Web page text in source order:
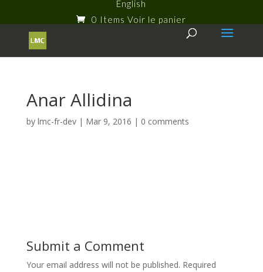
English
0 Items
Anar Allidina
by lmc-fr-dev| Mar 9, 2016 | 0 comments
Submit a Comment
Your email address will not be published. Required